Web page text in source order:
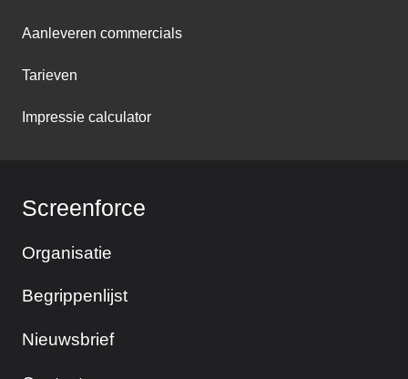
Aanleveren commercials
Tarieven
Impressie calculator
Screenforce
Organisatie
Begrippenlijst
Nieuwsbrief